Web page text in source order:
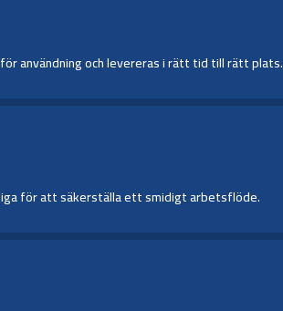
användning och levereras i rätt tid till rätt plats.
för att säkerställa ett smidigt arbetsflöde.